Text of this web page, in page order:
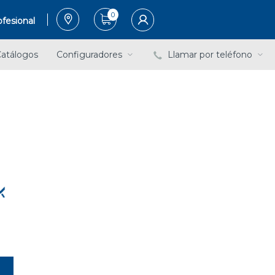
0
Configuradores Llamar por teléfono